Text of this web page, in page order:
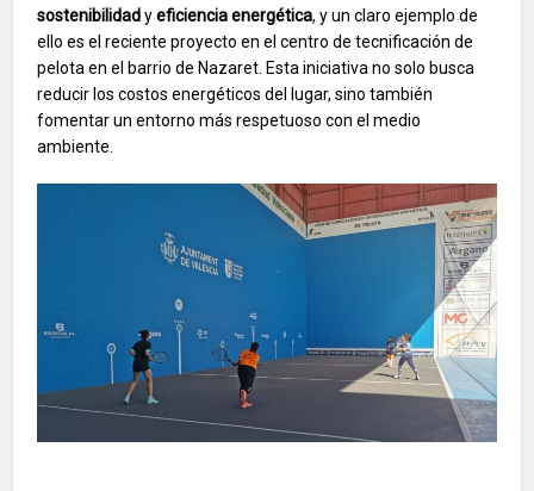
sostenibilidadyeficiencia energética, y un claro ejemplo de
ello es el reciente proyecto en el centro de tecnificación de
pelota en el barrio de Nazaret. Esta iniciativa no solo busca
reducir los costos energéticos del lugar, sino también
fomentar un entorno más respetuoso con el medio
ambiente.